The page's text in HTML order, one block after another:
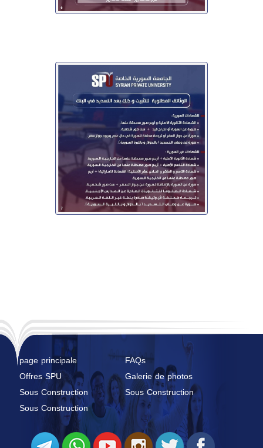
page principale
FAQs
Offres SPU
Galerie de photos
Sous Construction
Sous Construction
Sous Construction